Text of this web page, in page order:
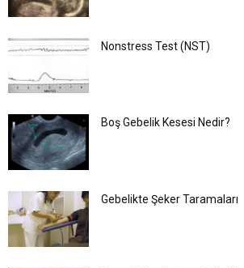
Nonstress Test (NST)
Boş Gebelik Kesesi Nedir?
Gebelikte Şeker Taramaları